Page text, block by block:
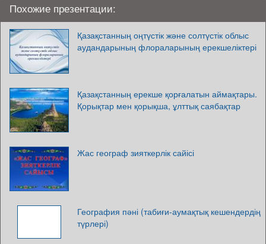
Похожие презентации:
Қазақстанның оңтүстік және солтүстік облыс
аудандарының флораларының ерекшеліктері
Қазақстанның ерекше қорғалатын аймақтары.
Қорықтар мен қорықша, ұлттық саябақтар
Жас географ зияткерлік сайісі
География пәні (табиғи-аумақтық кешендердің
түрлері)